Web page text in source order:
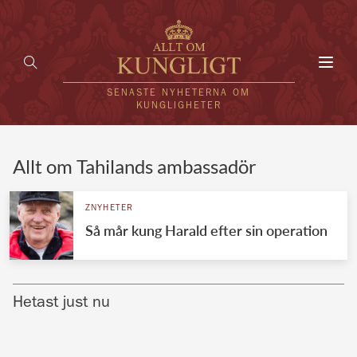
SENASTE NYHETERNA OM
KUNGLIGHETER
UTLÄNDSKT
VÄRLDENS KUNGAHUS
Allt om Tahilands ambassadör
ZNYHETER
Så mår kung Harald efter sin operation
Hetast just nu